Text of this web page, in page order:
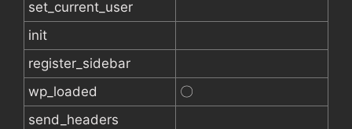
set_current_user
init
register_sidebar
wp_loaded
〇
send_headers